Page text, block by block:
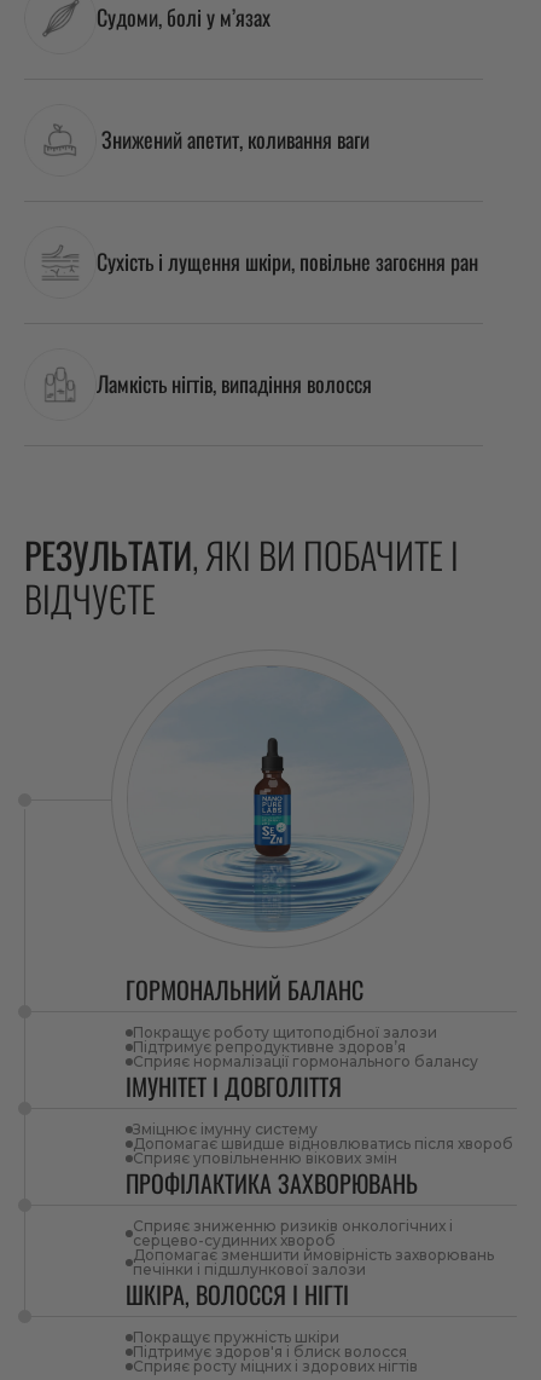
Судоми, болі у м’язах
Знижений апетит, коливання ваги
Сухість і лущення шкіри, повільне загоєння ран
Ламкість нігтів, випадіння волосся
РЕЗУЛЬТАТИ, ЯКІ ВИ ПОБАЧИТЕ І
ВІДЧУЄТЕ
ГОРМОНАЛЬНИЙ БАЛАНС
Покращує роботу щитоподібної залози
Підтримує репродуктивне здоров’я
Сприяє нормалізації гормонального балансу
ІМУНІТЕТ І ДОВГОЛІТТЯ
Зміцнює імунну систему
Допомагає швидше відновлюватись після хвороб
Сприяє уповільненню вікових змін
ПРОФІЛАКТИКА ЗАХВОРЮВАНЬ
Сприяє зниженню ризиків онкологічних і
серцево-судинних хвороб
Допомагає зменшити ймовірність захворювань
печінки і підшлункової залози
ШКІРА, ВОЛОССЯ І НІГТІ
Покращує пружність шкіри
Підтримує здоров'я і блиск волосся
Сприяє росту міцних і здорових нігтів